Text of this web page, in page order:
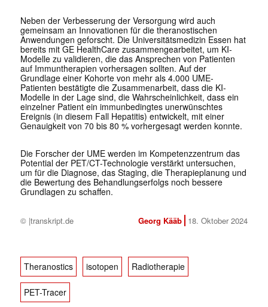
Neben der Verbesserung der Versorgung wird auch
gemeinsam an Innovationen für die theranostischen
Anwendungen geforscht. Die Universitätsmedizin Essen hat
bereits mit GE HealthCare zusammengearbeitet, um KI-
Modelle zu validieren, die das Ansprechen von Patienten
auf Immuntherapien vorhersagen sollten. Auf der
Grundlage einer Kohorte von mehr als 4.000 UME-
Patienten bestätigte die Zusammenarbeit, dass die KI-
Modelle in der Lage sind, die Wahrscheinlichkeit, dass ein
einzelner Patient ein immunbedingtes unerwünschtes
Ereignis (in diesem Fall Hepatitis) entwickelt, mit einer
Genauigkeit von 70 bis 80 % vorhergesagt werden konnte.
Die Forscher der UME werden im Kompetenzzentrum das
Potential der PET/CT-Technologie verstärkt untersuchen,
um für die Diagnose, das Staging, die Therapieplanung und
die Bewertung des Behandlungserfolgs noch bessere
Grundlagen zu schaffen.
© |transkript.de Georg Kääb 18. Oktober 2024
Theranostics isotopen Radiotherapie
PET-Tracer